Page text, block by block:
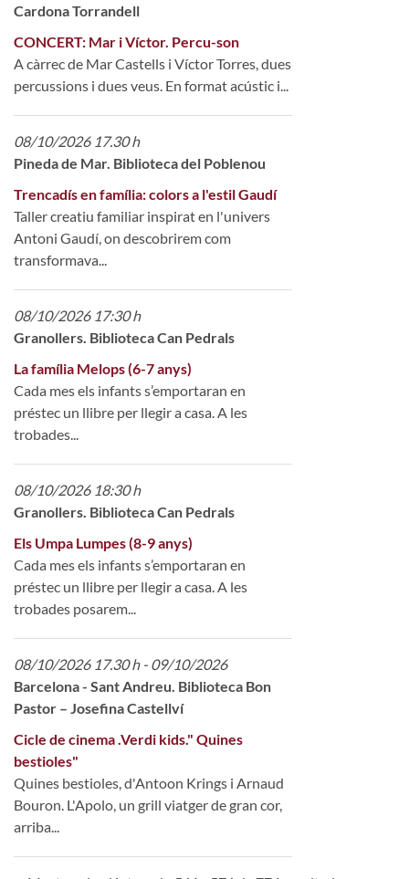
Cardona Torrandell
CONCERT: Mar i Víctor. Percu-son
A càrrec de Mar Castells i Víctor Torres, dues
percussions i dues veus. En format acústic i...
08/10/2026 17.30 h
Pineda de Mar. Biblioteca del Poblenou
Trencadís en família: colors a l'estil Gaudí
Taller creatiu familiar inspirat en l'univers
Antoni Gaudí, on descobrirem com
transformava...
08/10/2026 17:30 h
Granollers. Biblioteca Can Pedrals
La família Melops (6-7 anys)
Cada mes els infants s’emportaran en
préstec un llibre per llegir a casa. A les
trobades...
08/10/2026 18:30 h
Granollers. Biblioteca Can Pedrals
Els Umpa Lumpes (8-9 anys)
Cada mes els infants s’emportaran en
préstec un llibre per llegir a casa. A les
trobades posarem...
08/10/2026 17.30 h - 09/10/2026
Barcelona - Sant Andreu. Biblioteca Bon
Pastor – Josefina Castellví
Cicle de cinema .Verdi kids." Quines
bestioles"
Quines bestioles, d'Antoon Krings i Arnaud
Bouron. L'Apolo, un grill viatger de gran cor,
arriba...